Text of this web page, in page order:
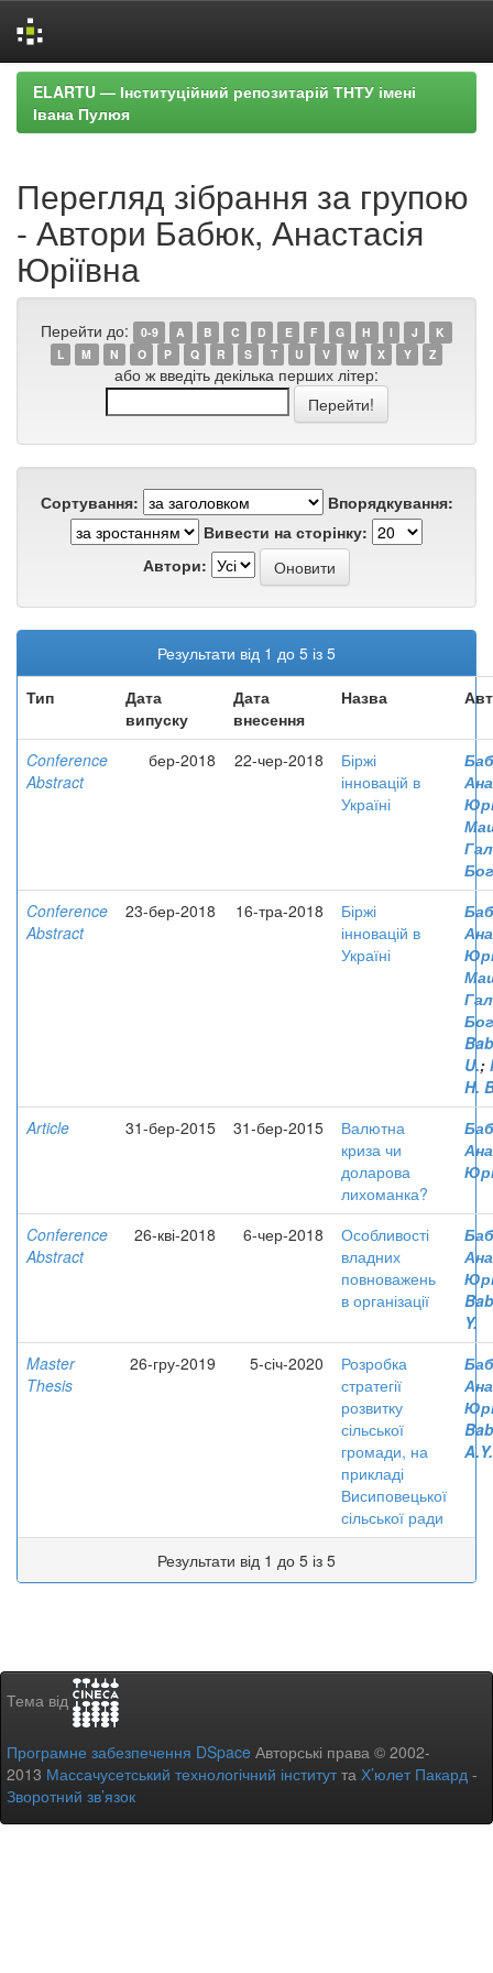
Skip
navigation
ELARTU — Інституційний репозитарій ТНТУ імені
Івана Пулюя
Перегляд зібрання за групою
- Автори Бабюк, Анастасія
Юріївна
Перейти до: 0-9 A B C D E F G H I J
K
L
M N O P Q R S T U V W X Y Z
або ж введіть декілька перших літер:
Сортування:
Впорядкування:
Вивести на сторінку:
Автори:
Результати від 1 до 5 із 5
Тип
Дата
випуску
Дата
внесення
Назва
Conference
Abstract
бер-2018 22-чер-2018
Біржі
інновацій в
Україні
Conference
Abstract
23-бер-2018 16-тра-2018
Біржі
інновацій в
Україні
U.;
H.
Article
31-бер-2015 31-бер-2015
Валютна
криза чи
доларова
лихоманка?
Conference
Abstract
26-кві-2018 6-чер-2018
Особливості
владних
повноважень
в організації
Y.
Master
Thesis
26-гру-2019 5-січ-2020
Розробка
стратегії
розвитку
сільської
громади, на
прикладі
Висиповецької
сільської ради
A.Y.
Результати від 1 до 5 із 5
Тема від
Програмне забезпечення DSpace Авторські права © 2002-
2013 Массачусетський технологічний інститутта Х’юлет Пакард -
Зворотний зв’язок